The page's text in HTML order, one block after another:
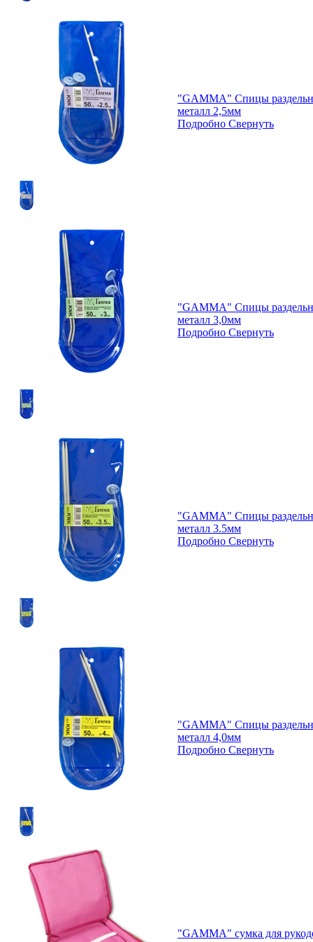
"GAMMA" Спицы
металл 2,5мм
Подробно Свернуть
"GAMMA" Спицы
металл 3,0мм
Подробно Свернуть
"GAMMA" Спицы
металл 3.5мм
Подробно Свернуть
"GAMMA" Спицы
металл 4,0мм
Подробно Свернуть
"GAMMA" сумка для